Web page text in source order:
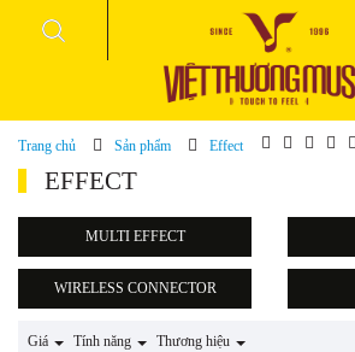
Trang chủ Sản phẩm Effect
EFFECT
MULTI EFFECT
WIRELESS CONNECTOR
Giá Tính năng Thương hiệu